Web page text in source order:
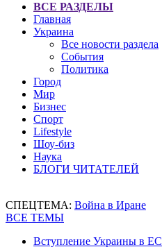
ВСЕ РАЗДЕЛЫ
Главная
Украина
Все новости раздела
События
Политика
Город
Мир
Бизнес
Спорт
Lifestyle
Шоу-биз
Наука
БЛОГИ ЧИТАТЕЛЕЙ
СПЕЦТЕМА: Война в Иране
ВСЕ ТЕМЫ
Вступление Украины в ЕС